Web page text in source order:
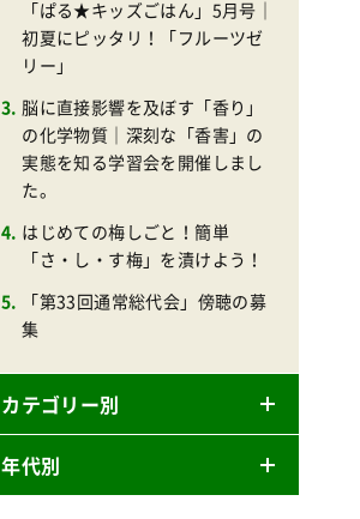
「ぱる★キッズごはん」5月号｜
初夏にピッタリ！「フルーツゼ
リー」
脳に直接影響を及ぼす「香り」
の化学物質｜深刻な「香害」の
実態を知る学習会を開催しまし
た。
はじめての梅しごと！簡単
「さ・し・す梅」を漬けよう！
「第33回通常総代会」傍聴の募
集
カテゴリー別
ニュースリリース
年代別